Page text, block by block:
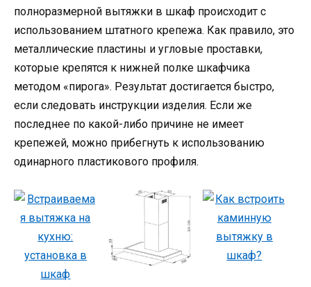
полноразмерной вытяжки в шкаф происходит с
использованием штатного крепежа. Как правило, это
металлические пластины и угловые проставки,
которые крепятся к нижней полке шкафчика
методом «пирога». Результат достигается быстро,
если следовать инструкции изделия. Если же
последнее по какой-либо причине не имеет
крепежей, можно прибегнуть к использованию
одинарного пластикового профиля.